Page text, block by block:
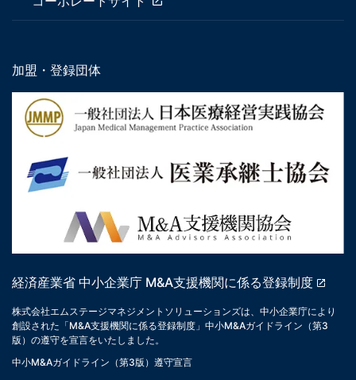
加盟・登録団体
経済産業省 中小企業庁 M&A支援機関に係る登録制度
株式会社エムステージマネジメントソリューションズは、中小企業庁により
創設された「M&A支援機関に係る登録制度」中小M&Aガイドライン（第3
版）の遵守を宣言をいたしました。
中小M&Aガイドライン（第3版）遵守宣言